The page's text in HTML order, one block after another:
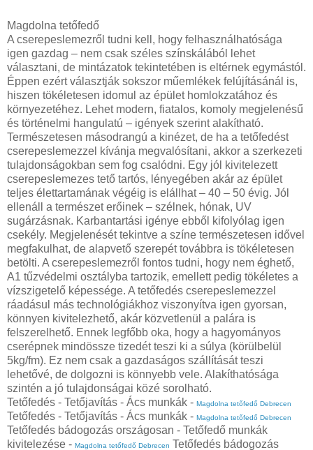
Magdolna tetőfedő
A cserepeslemezről tudni kell, hogy felhasználhatósága
igen gazdag – nem csak széles színskálából lehet
választani, de mintázatok tekintetében is eltérnek egymástól.
Éppen ezért választják sokszor műemlékek felújításánál is,
hiszen tökéletesen idomul az épület homlokzatához és
környezetéhez. Lehet modern, fiatalos, komoly megjelenésű
és történelmi hangulatú – igények szerint alakítható.
Természetesen másodrangú a kinézet, de ha a tetőfedést
cserepeslemezzel kívánja megvalósítani, akkor a szerkezeti
tulajdonságokban sem fog csalódni. Egy jól kivitelezett
cserepeslemezes tető tartós, lényegében akár az épület
teljes élettartamának végéig is elállhat – 40 – 50 évig. Jól
ellenáll a természet erőinek – szélnek, hónak, UV
sugárzásnak. Karbantartási igénye ebből kifolyólag igen
csekély. Megjelenését tekintve a színe természetesen idővel
megfakulhat, de alapvető szerepét továbbra is tökéletesen
betölti. A cserepeslemezről fontos tudni, hogy nem éghető,
A1 tűzvédelmi osztályba tartozik, emellett pedig tökéletes a
vízszigetelő képessége. A tetőfedés cserepeslemezzel
ráadásul más technológiákhoz viszonyítva igen gyorsan,
könnyen kivitelezhető, akár közvetlenül a palára is
felszerelhető. Ennek legfőbb oka, hogy a hagyományos
cserépnek mindössze tizedét teszi ki a súlya (körülbelül
5kg/fm). Ez nem csak a gazdaságos szállítását teszi
lehetővé, de dolgozni is könnyebb vele. Alakíthatósága
szintén a jó tulajdonságai közé sorolható.
Tetőfedés - Tetőjavítás - Ács munkák - Magdolna tetőfedő Debrecen
Tetőfedés - Tetőjavítás - Ács munkák - Magdolna tetőfedő Debrecen
Tetőfedés bádogozás országosan - Tetőfedő munkák
kivitelezése - Magdolna tetőfedő Debrecen Tetőfedés bádogozás